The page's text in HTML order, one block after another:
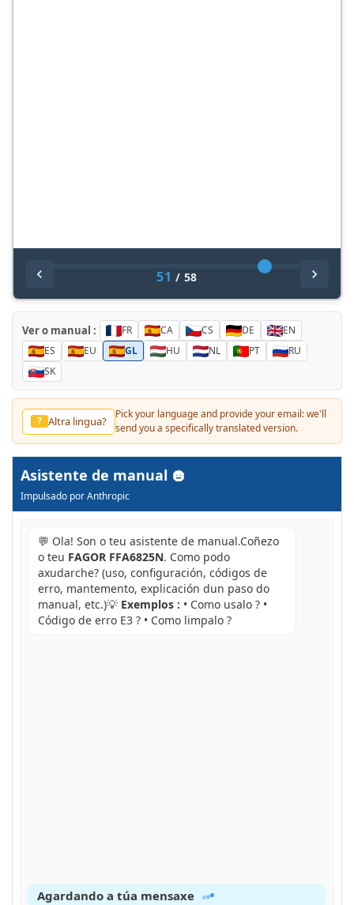
51 / 58
Ver o manual : FR CA CS DE
EN
ES
EU GL HU NL PT
RU
SK
? Altra lingua?
Pick your language and provide your email: we'll
send you a specifically translated version.
Asistente de manual
Impulsado por Anthropic
💬 Ola! Son o teu asistente de manual.Coñezo
o teu FAGOR FFA6825N. Como podo
axudarche? (uso, configuración, códigos de
erro, mantemento, explicación dun paso do
manual, etc.)💡 Exemplos : • Como usalo ? •
Código de erro E3 ? • Como limpalo ?
Agardando a túa mensaxe